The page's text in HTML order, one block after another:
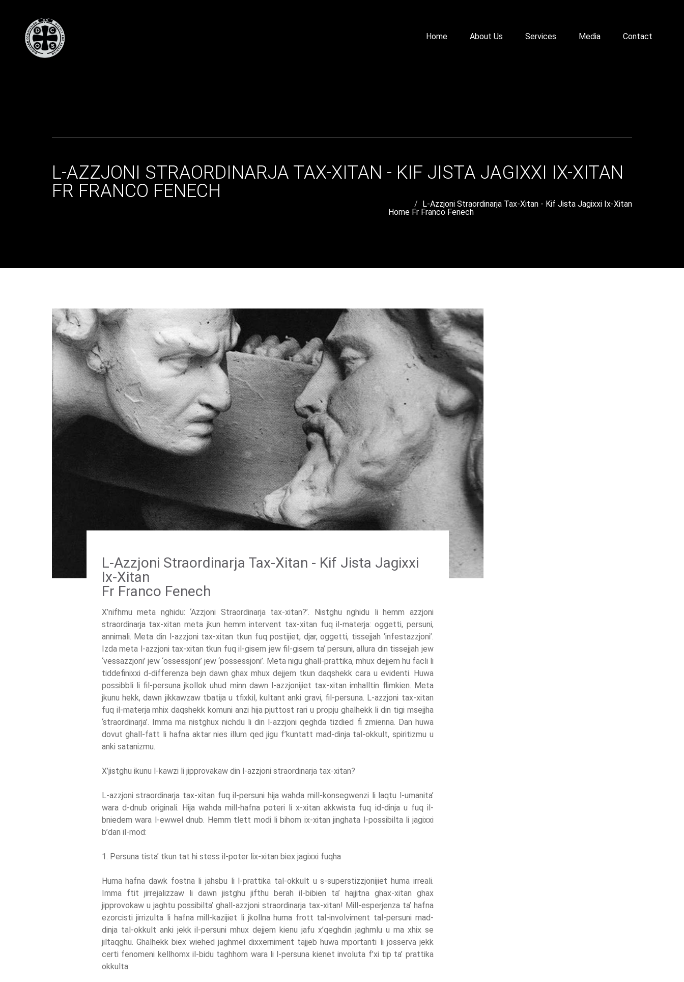
Home About Us Services Media Contact
L-AZZJONI STRAORDINARJA TAX-XITAN - KIF JISTA JAGIXXI IX-XITAN
FR FRANCO FENECH
Home
L-Azzjoni Straordinarja Tax-Xitan - Kif Jista Jagixxi Ix-Xitan
Fr Franco Fenech
L-Azzjoni Straordinarja Tax-Xitan - Kif Jista Jagixxi
Ix-Xitan
Fr Franco Fenech
X’nifhmu meta nghidu: ‘Azzjoni Straordinarja tax-xitan?’. Nistghu nghidu li hemm azzjoni
straordinarja tax-xitan meta jkun hemm intervent tax-xitan fuq il-materja: oggetti, persuni,
annimali. Meta din l-azzjoni tax-xitan tkun fuq postijiet, djar, oggetti, tissejjah ‘infestazzjoni’.
Izda meta l-azzjoni tax-xitan tkun fuq il-gisem jew fil-gisem ta’ persuni, allura din tissejjah jew
‘vessazzjoni’ jew ‘ossessjoni’ jew ‘possessjoni’. Meta nigu ghall-prattika, mhux dejjem hu facli li
tiddefinixxi d-differenza bejn dawn ghax mhux dejjem tkun daqshekk cara u evidenti. Huwa
possibbli li fil-persuna jkollok uhud minn dawn l-azzjonijiet tax-xitan imhalltin flimkien. Meta
jkunu hekk, dawn jikkawzaw tbatija u tfixkil, kultant anki gravi, fil-persuna. L-azzjoni tax-xitan
fuq il-materja mhix daqshekk komuni anzi hija pjuttost rari u propju ghalhekk li din tigi msejjha
‘straordinarja’. Imma ma nistghux nichdu li din l-azzjoni qeghda tizdied fi zmienna. Dan huwa
dovut ghall-fatt li hafna aktar nies illum qed jigu f’kuntatt mad-dinja tal-okkult, spiritizmu u
anki satanizmu.
X’jistghu ikunu l-kawzi li jipprovakaw din l-azzjoni straordinarja tax-xitan?
L-azzjoni straordinarja tax-xitan fuq il-persuni hija wahda mill-konsegwenzi li laqtu l-umanita’
wara d-dnub originali. Hija wahda mill-hafna poteri li x-xitan akkwista fuq id-dinja u fuq il-
bniedem wara l-ewwel dnub. Hemm tlett modi li bihom ix-xitan jinghata l-possibilta li jagixxi
b’dan il-mod:
1. Persuna tista’ tkun tat hi stess il-poter lix-xitan biex jagixxi fuqha
Huma hafna dawk fostna li jahsbu li l-prattika tal-okkult u s-superstizzjonijiet huma irreali.
Imma ftit jirrejalizzaw li dawn jistghu jifthu berah il-bibien ta’ hajjitna ghax-xitan ghax
jipprovokaw u jaghtu possibilta’ ghall-azzjoni straordinarja tax-xitan! Mill-esperjenza ta’ hafna
ezorcisti jirrizulta li hafna mill-kazijiet li jkollna huma frott tal-involviment tal-persuni mad-
dinja tal-okkult anki jekk il-persuni mhux dejjem kienu jafu x’qeghdin jaghmlu u ma xhix se
jiltaqghu. Ghalhekk biex wiehed jaghmel dixxerniment tajjeb huwa mportanti li josserva jekk
certi fenomeni kellhomx il-bidu taghhom wara li l-persuna kienet involuta f’xi tip ta’ prattika
okkulta: